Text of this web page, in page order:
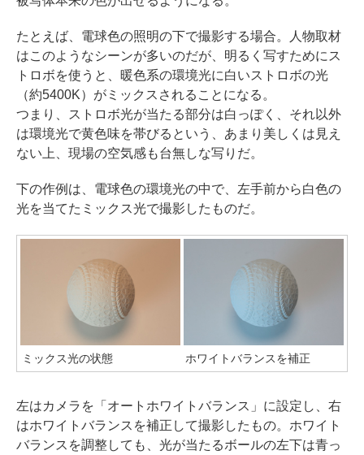
たとえば、電球色の照明の下で撮影する場合。人物取材
はこのようなシーンが多いのだが、明るく写すためにス
トロボを使うと、暖色系の環境光に白いストロボの光
（約5400K）がミックスされることになる。
つまり、ストロボ光が当たる部分は白っぽく、それ以外
は環境光で黄色味を帯びるという、あまり美しくは見え
ない上、現場の空気感も台無しな写りだ。
下の作例は、電球色の環境光の中で、左手前から白色の
光を当てたミックス光で撮影したものだ。
ミックス光の状態 ホワイトバランスを補正
左はカメラを「オートホワイトバランス」に設定し、右
はホワイトバランスを補正して撮影したもの。ホワイト
バランスを調整しても、光が当たるボールの左下は青っ